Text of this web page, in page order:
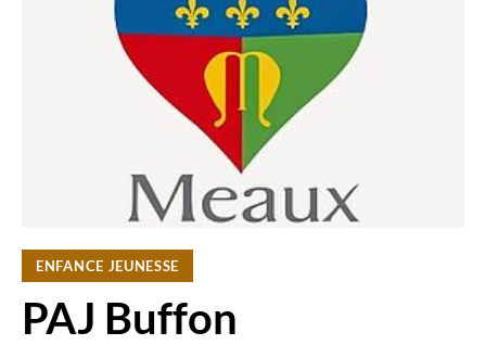
ENFANCE JEUNESSE
PAJ Buffon